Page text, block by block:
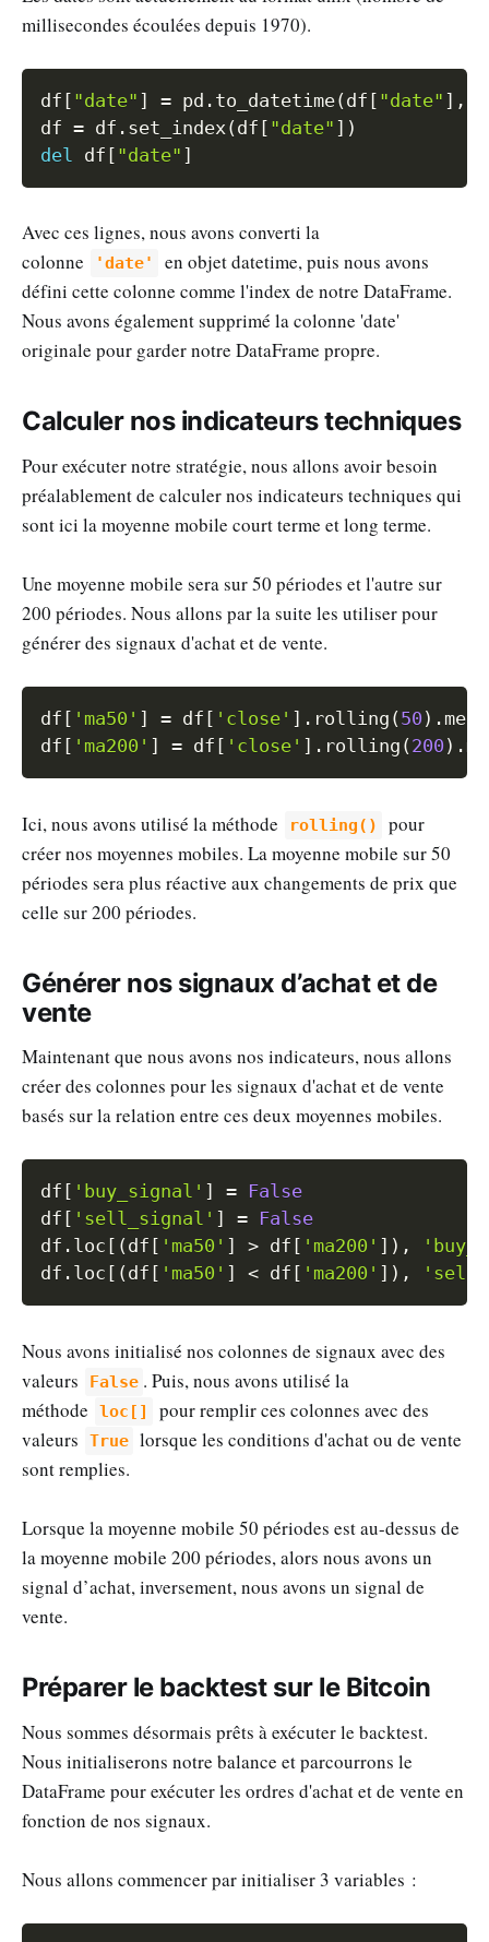
millisecondes écoulées depuis 1970).
df [ "date" ] = pd . to_datetime(df [ "date" ] ,
df = df . set_index(df [ "date" ] )
del df [ "date" ]
Copy
Avec ces lignes, nous avons converti la
colonne
'date'
en objet datetime, puis nous avons
défini cette colonne comme l'index de notre DataFrame.
Nous avons également supprimé la colonne 'date'
originale pour garder notre DataFrame propre.
Calculer nos indicateurs techniques
Pour exécuter notre stratégie, nous allons avoir besoin
préalablement de calculer nos indicateurs techniques qui
sont ici la moyenne mobile court terme et long terme.
Une moyenne mobile sera sur 50 périodes et l'autre sur
200 périodes. Nous allons par la suite les utiliser pour
générer des signaux d'achat et de vente.
df [ 'ma50' ] = df [ 'close' ] . rolling (50 ) . mean
df [ 'ma200' ] = df [ 'close' ] . rolling (200 ) .
Copy
Ici, nous avons utilisé la méthode rolling()
pour
créer nos moyennes mobiles. La moyenne mobile sur 50
périodes sera plus réactive aux changements de prix que
celle sur 200 périodes.
Générer nos signaux d’achat et de
vente
Maintenant que nous avons nos indicateurs, nous allons
créer des colonnes pour les signaux d'achat et de vente
basés sur la relation entre ces deux moyennes mobiles.
df [ 'buy_signal' ] = False
df [ 'sell_signal' ] = False
df . loc [ (df [ 'ma50' ] > df [ 'ma200' ] ) ,
df . loc [ (df [ 'ma50' ] < df [ 'ma200' ] ) ,
Nous avons initialisé nos colonnes de signaux avec des
valeurs
False . Puis, nous avons utilisé la
méthode
loc[]
pour remplir ces colonnes avec des
valeurs
True lorsque les conditions d'achat ou de vente
sont remplies.
Lorsque la moyenne mobile 50 périodes est au-dessus de
la moyenne mobile 200 périodes, alors nous avons un
signal d’achat, inversement, nous avons un signal de
vente.
Préparer le backtest sur le Bitcoin
Nous sommes désormais prêts à exécuter le backtest.
Nous initialiserons notre balance et parcourrons le
DataFrame pour exécuter les ordres d'achat et de vente en
fonction de nos signaux.
Nous allons commencer par initialiser 3 variables :